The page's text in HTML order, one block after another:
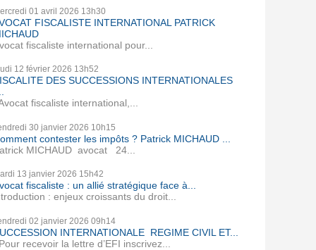
01 avril 2026 13h30
FISCALISTE INTERNATIONAL PATRICK
fiscaliste international pour...
12 février 2026 13h52
DES SUCCESSIONS INTERNATIONALES
fiscaliste international,...
30 janvier 2026 10h15
contester les impôts ? Patrick MICHAUD ...
MICHAUD avocat 24...
13 janvier 2026 15h42
fiscaliste : un allié stratégique face à...
: enjeux croissants du droit...
02 janvier 2026 09h14
INTERNATIONALE REGIME CIVIL ET...
recevoir la lettre d’EFI inscrivez...